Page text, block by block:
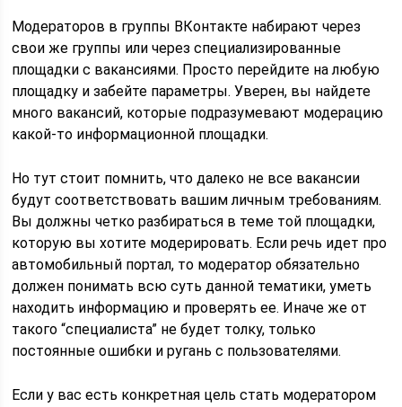
Модераторов в группы ВКонтакте набирают через
свои же группы или через специализированные
площадки с вакансиями. Просто перейдите на любую
площадку и забейте параметры. Уверен, вы найдете
много вакансий, которые подразумевают модерацию
какой-то информационной площадки.
Но тут стоит помнить, что далеко не все вакансии
будут соответствовать вашим личным требованиям.
Вы должны четко разбираться в теме той площадки,
которую вы хотите модерировать. Если речь идет про
автомобильный портал, то модератор обязательно
должен понимать всю суть данной тематики, уметь
находить информацию и проверять ее. Иначе же от
такого “специалиста” не будет толку, только
постоянные ошибки и ругань с пользователями.
Если у вас есть конкретная цель стать модератором